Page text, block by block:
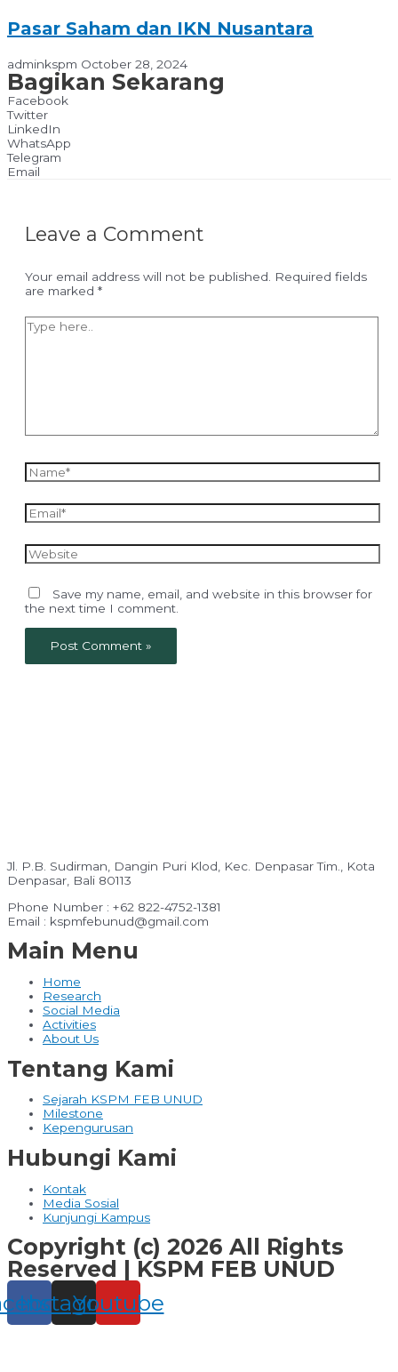
Pasar Saham dan IKN Nusantara
adminkspm October 28, 2024
Bagikan Sekarang
Facebook
Twitter
LinkedIn
WhatsApp
Telegram
Email
Leave a Comment
Your email address will not be published.
Required fields
are marked *
Type
here..
Name*
Email*
Website
Save my name, email, and website in this browser for
the next time I comment.
Jl. P.B. Sudirman, Dangin Puri Klod, Kec. Denpasar Tim., Kota
Denpasar, Bali 80113
Phone Number : +62 822-4752-1381
Email : kspmfebunud@gmail.com
Main Menu
Home
Research
Social Media
Activities
About Us
Tentang Kami
Sejarah KSPM FEB UNUD
Milestone
Kepengurusan
Hubungi Kami
Kontak
Media Sosial
Kunjungi Kampus
Copyright (c) 2026 All Rights
Reserved | KSPM FEB UNUD
Instagram
Youtube